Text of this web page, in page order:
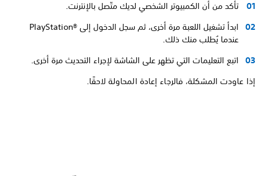
تأكد من أن الكمبيوتر الشخصي لديك متّصل بالإنترنت.
ابدأ تشغيل اللعبة مرة أخرى، ثم سجل الدخول إلى PlayStation®‎
عندما يُطلب منك ذلك.
اتبع التعليمات التي تظهر على الشاشة لإجراء التحديث مرة أخرى.
إذا عاودت المشكلة، فالرجاء إعادة المحاولة لاحقًا.